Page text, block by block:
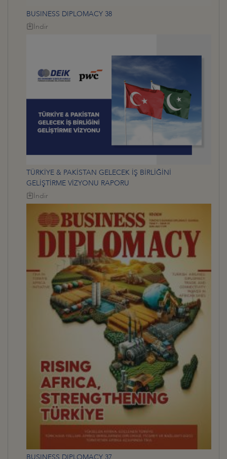
BUSINESS DIPLOMACY 38
İndir
TÜRKİYE & PAKİSTAN GELECEK İŞ BİRLİĞİNİ
GELİŞTİRME VİZYONU RAPORU
İndir